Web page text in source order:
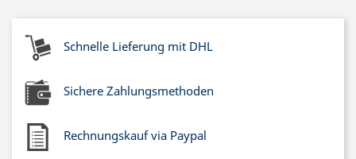
Schnelle Lieferung mit DHL
Sichere Zahlungsmethoden
Rechnungskauf via Paypal